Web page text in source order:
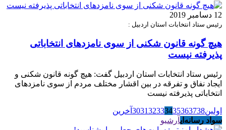
12 دسامبر 2019
رئیس ستاد انتخابات استان اردبیل :
هیچ گونه قانون شکنی از سوی نامزدهای انتخاباتی
پذیرفته نیست
رئیس ستاد انتخابات استان اردبیل گفت: هیچ گونه قانون شکنی و
ایجاد نفاق و تفرقه در بین اقشار مختلف مردم از سوی نامزدهای
انتخاباتی پذیرفته نیست
اولین 303132333435363738
آخرین
سواد رسانه‌ایآرشیو